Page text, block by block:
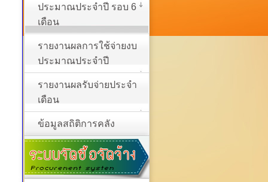
ประมาณประจำปี รอบ 6
เดือน
รายงานผลการใช้จ่ายงบ
ประมาณประจำปี
รายงานผลรับจ่ายประจำ
เดือน
ข้อมูลสถิติการคลัง